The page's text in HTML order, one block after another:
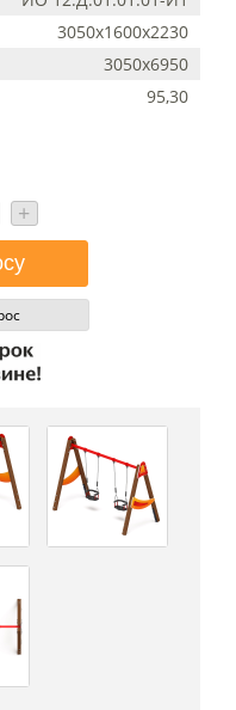
3050x1600x2230
3050х6950
95,30
+